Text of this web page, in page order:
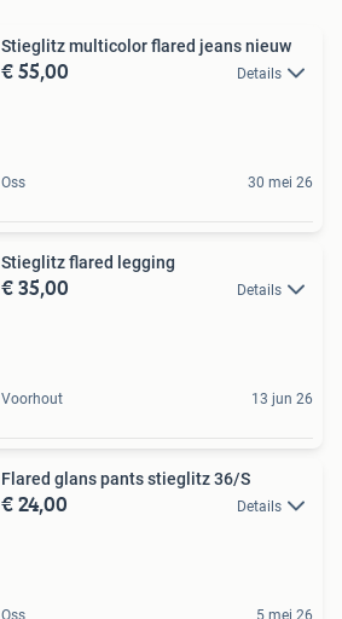
Stieglitz multicolor flared jeans nieuw
€ 55,00 Details
Oss 30 mei 26
Stieglitz flared legging
€ 35,00 Details
Voorhout 13 jun 26
Flared glans pants stieglitz 36/S
€ 24,00 Details
Oss 5 mei 26